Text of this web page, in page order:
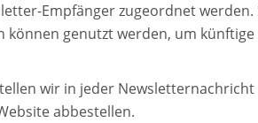
Empfänger zugeordnet werden.
können genutzt werden, um
wir in jeder Newsletternachricht
abbestellen.